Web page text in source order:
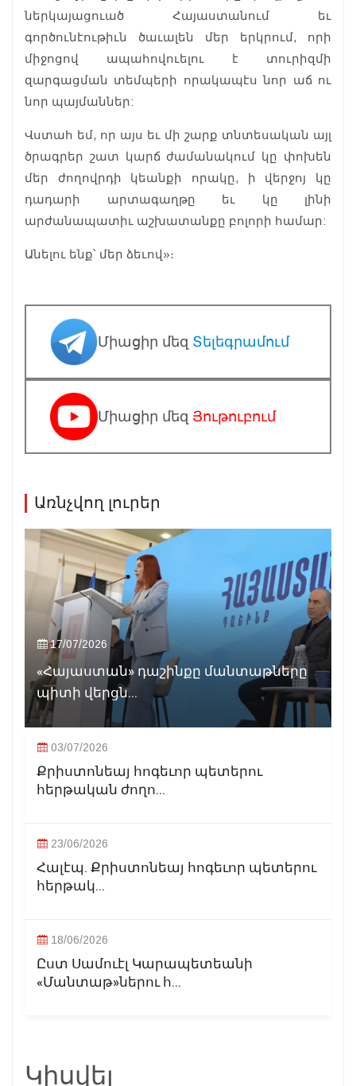
ներկայացուած Հայաստանում եւ
գործունէութիւն ծաւալեն մեր երկրում, որի
միջոցով ապահովուելու է տուրիզմի
զարգացման տեմպերի որակապէս նոր աճ ու
նոր պայմաններ:
Վստահ եմ, որ այս եւ մի շարք տնտեսական այլ
ծրագրեր շատ կարճ ժամանակում կը փոխեն
մեր ժողովրդի կեանքի որակը, ի վերջոյ կը
դադարի արտագաղթը եւ կը լինի
արժանապատիւ աշխատանքը բոլորի համար:
Անելու ենք՝ մեր ձեւով»։
Միացիր մեզ Տելեգրամում
Միացիր մեզ Յութուբում
Առնչվող լուրեր
17/07/2026
«Հայաստան» դաշինքը մանտաթները
պիտի վերցն...
03/07/2026
Քրիստոնեայ հոգեւոր պետերու
հերթական ժողո...
23/06/2026
Հալէպ. Քրիստոնեայ հոգեւոր պետերու
հերթակ...
18/06/2026
Ըստ Սամուէլ Կարապետեանի
«Մանտաթ»ներու հ...
Կիսվել